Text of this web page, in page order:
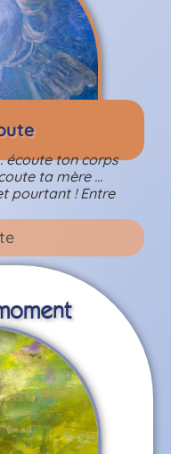
écoute ton corps
ta mère …
pourtant ! Entre